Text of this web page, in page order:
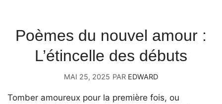
Poèmes du nouvel amour :
L’étincelle des débuts
MAI 25, 2025 PAR EDWARD
Tomber amoureux pour la première fois, ou